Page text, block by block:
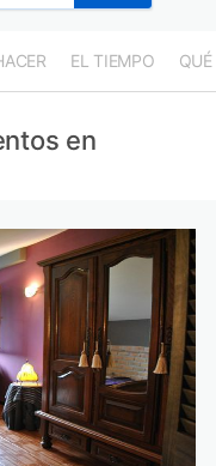
EL TIEMPO QUÉ
en